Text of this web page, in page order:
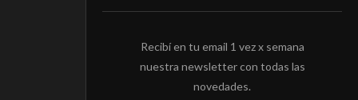
Recibí en tu email 1 vez x semana
nuestra newsletter con todas las
novedades.